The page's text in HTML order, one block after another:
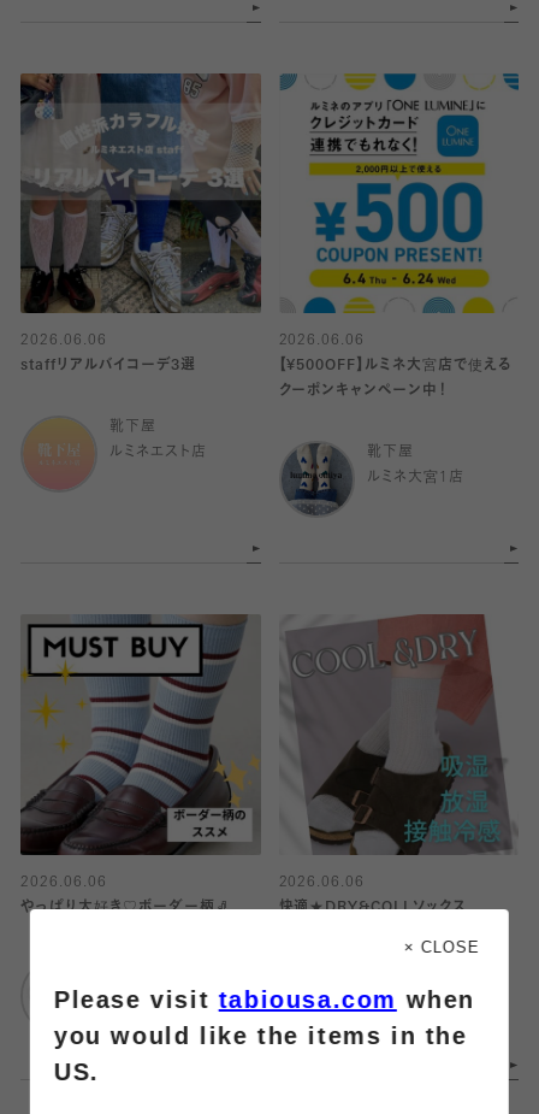
2026.06.06
staffリアルバイコーデ3選
靴下屋
ルミネエスト店
2026.06.06
【¥500OFF】ルミネ大宮店で使える
クーポンキャンペーン中！
靴下屋
ルミネ大宮1店
2026.06.06
やっぱり大好き♡ボーダー柄🧦
エスパル仙台
2026.06.06
快適★DRY&COLLソックス
エスパル仙台
× CLOSE
Please visittabiousa.com when
you would like the items in the
US.